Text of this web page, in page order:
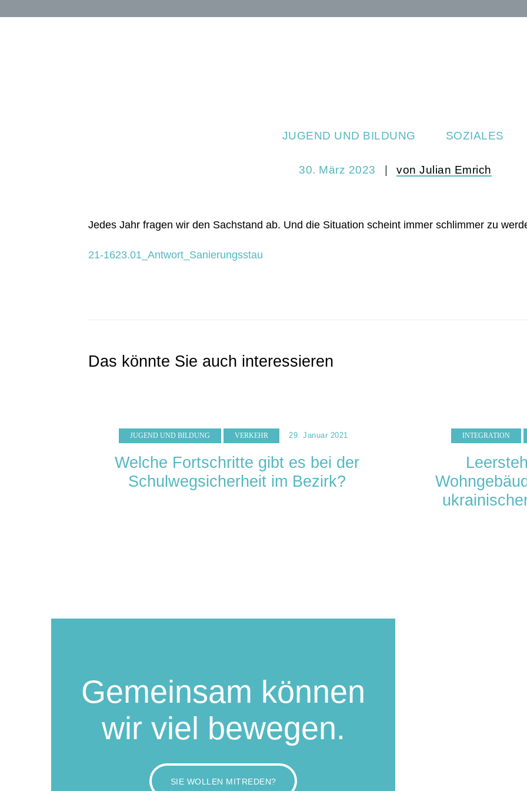
JUGEND UND BILDUNG SOZIALES
30. März 2023 von Julian Emrich
Jedes Jahr fragen wir den Sachstand ab. Und die Situation scheint immer schlimmer zu
21-1623.01_Antwort_Sanierungsstau
Das könnte Sie auch interessieren
JUGEND UND BILDUNG VERKEHR 29. Januar 2021
Welche Fortschritte gibt es bei der
Schulwegsicherheit im Bezirk?
INTEGRATION
Gemeinsam können
wir viel bewegen.
SIE WOLLEN MITREDEN?